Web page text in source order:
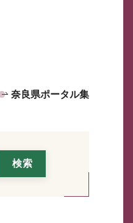
奈良県ポータル集